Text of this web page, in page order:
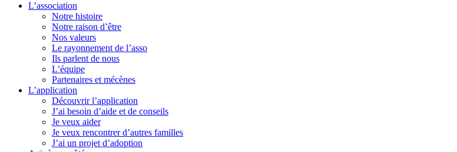
L’association
Notre histoire
Notre raison d’être
Nos valeurs
Le rayonnement de l’asso
Ils parlent de nous
L’équipe
Partenaires et mécènes
L’application
Découvrir l’application
J’ai besoin d’aide et de conseils
Je veux aider
Je veux rencontrer d’autres familles
J’ai un projet d’adoption